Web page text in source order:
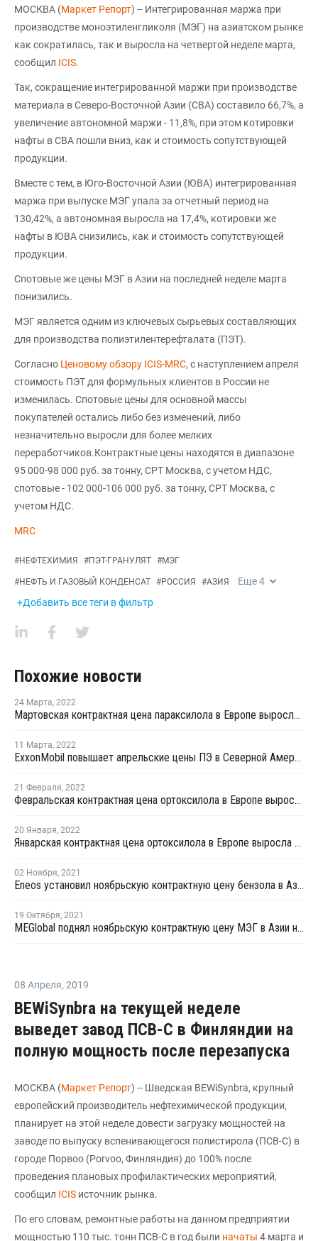
МОСКВА (Маркет Репорт) -- Интегрированная маржа при
производстве моноэтиленгликоля (МЭГ) на азиатском рынке
как сократилась, так и выросла на четвертой неделе марта,
сообщил ICIS.
Так, сокращение интегрированной маржи при производстве
материала в Северо-Восточной Азии (СВА) составило 66,7%, а
увеличение автономной маржи - 11,8%, при этом котировки
нафты в СВА пошли вниз, как и стоимость сопутствующей
продукции.
Вместе с тем, в Юго-Восточной Азии (ЮВА) интегрированная
маржа при выпуске МЭГ упала за отчетный период на
130,42%, а автономная выросла на 17,4%, котировки же
нафты в ЮВА снизились, как и стоимость сопутствующей
продукции.
Спотовые же цены МЭГ в Азии на последней неделе марта
понизились.
МЭГ является одним из ключевых сырьевых составляющих
для производства полиэтилентерефталата (ПЭТ).
Согласно Ценовому обзору ICIS-MRC, с наступлением апреля
стоимость ПЭТ для формульных клиентов в России не
изменилась. Спотовые цены для основной массы
покупателей остались либо без изменений, либо
незначительно выросли для более мелких
переработчиков.Контрактные цены находятся в диапазоне
95 000-98 000 руб. за тонну, CPT Москва, с учетом НДС,
спотовые - 102 000-106 000 руб. за тонну, CPT Москва, с
учетом НДС.
MRC
#НЕФТЕХИМИЯ #ПЭТ-ГРАНУЛЯТ #МЭГ
#НЕФТЬ И ГАЗОВЫЙ КОНДЕНСАТ #РОССИЯ #АЗИЯ Еще4
+Добавить все теги в фильтр
Похожие новости
24 Марта, 2022
Мартовская контрактная цена параксилола в Европе выросла на EUR160 за тонну
11 Марта, 2022
ExxonMobil повышает апрельские цены ПЭ в Северной Америке
21 Февраля, 2022
Февральская контрактная цена ортоксилола в Европе выросла на EUR72 за тонну
20 Января, 2022
Январская контрактная цена ортоксилола в Европе выросла на EUR33 за тонну
02 Ноября, 2021
Eneos установил ноябрьскую контрактную цену бензола в Азии на уровне USD1 005 за тонну
19 Октября, 2021
MEGlobal поднял ноябрьскую контрактную цену МЭГ в Азии на USD140 за тонну
08 Апреля, 2019
BEWiSynbra на текущей неделе
выведет завод ПСВ-С в Финляндии на
полную мощность после перезапуска
МОСКВА (Маркет Репорт) -- Шведская BEWiSynbra, крупный
европейский производитель нефтехимической продукции,
планирует на этой неделе довести загрузку мощностей на
заводе по выпуску вспенивающегося полистирола (ПСВ-С) в
городе Порвоо (Porvoo, Финляндия) до 100% после
проведения плановых профилактических мероприятий,
сообщил ICIS источник рынка.
По его словам, ремонтные работы на данном предприятии
мощностью 110 тыс. тонн ПСВ-С в год были начаты 4 марта и